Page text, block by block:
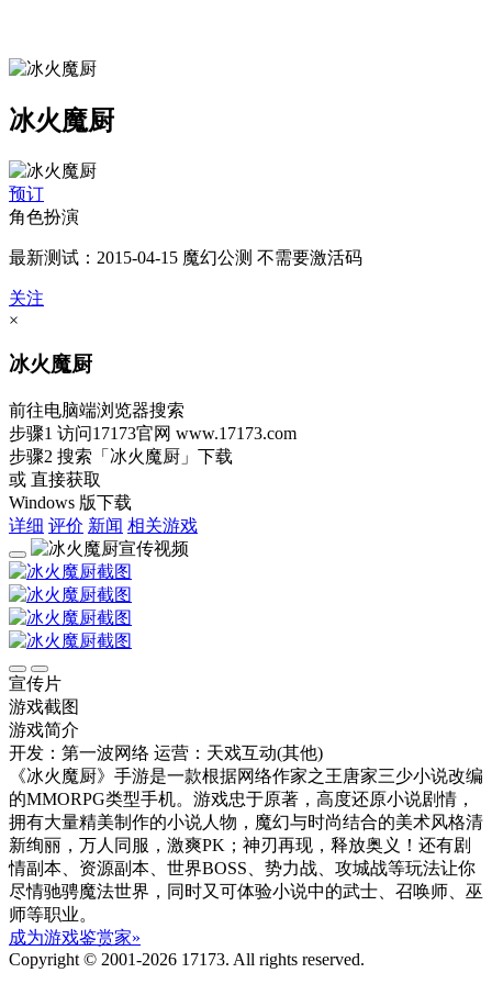
冰火魔厨
预订
角色扮演
最新测试：2015-04-15 魔幻公测 不需要激活码
关注
×
冰火魔厨
前往电脑端浏览器搜索
步骤1 访问17173官网 www.17173.com
步骤2 搜索 「冰火魔厨」 下载
或 直接获取
Windows 版下载
详细 评价 新闻 相关游戏
宣传片
游戏截图
游戏简介
开发：第一波网络 运营：天戏互动(其他)
《冰火魔厨》手游是一款根据网络作家之王唐家三少小说改编
的MMORPG类型手机。游戏忠于原著，高度还原小说剧情，
拥有大量精美制作的小说人物，魔幻与时尚结合的美术风格清
新绚丽，万人同服，激爽PK；神刃再现，释放奥义！还有剧
情副本、资源副本、世界BOSS、势力战、攻城战等玩法让你
尽情驰骋魔法世界，同时又可体验小说中的武士、召唤师、巫
师等职业。
成为游戏鉴赏家»
Copyright © 2001-2026 17173. All rights reserved.